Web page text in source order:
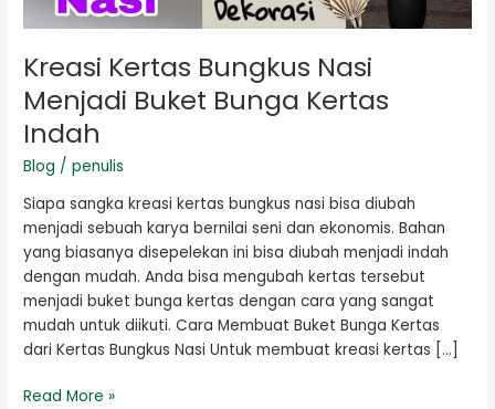
Kreasi Kertas Bungkus Nasi
Menjadi Buket Bunga Kertas
Indah
Blog /penulis
Siapa sangka kreasi kertas bungkus nasi bisa diubah
menjadi sebuah karya bernilai seni dan ekonomis. Bahan
yang biasanya disepelekan ini bisa diubah menjadi indah
dengan mudah. Anda bisa mengubah kertas tersebut
menjadi buket bunga kertas dengan cara yang sangat
mudah untuk diikuti. Cara Membuat Buket Bunga Kertas
dari Kertas Bungkus Nasi Untuk membuat kreasi kertas […]
Read More »